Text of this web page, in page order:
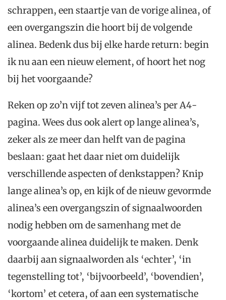
schrappen, een staartje van de vorige alinea, of
een overgangszin die hoort bij de volgende
alinea. Bedenk dus bij elke harde return: begin
ik nu aan een nieuw element, of hoort het nog
bij het voorgaande?
Reken op zo’n vijf tot zeven alinea’s per A4-
pagina. Wees dus ook alert op lange alinea’s,
zeker als ze meer dan helft van de pagina
beslaan: gaat het daar niet om duidelijk
verschillende aspecten of denkstappen? Knip
lange alinea’s op, en kijk of de nieuw gevormde
alinea’s een overgangszin of signaalwoorden
nodig hebben om de samenhang met de
voorgaande alinea duidelijk te maken. Denk
daarbij aan signaalworden als ‘echter’, ‘in
tegenstelling tot’, ‘bijvoorbeeld’, ‘bovendien’,
‘kortom’ et cetera, of aan een systematische